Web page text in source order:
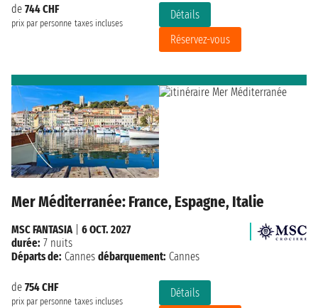
de 744 CHF
prix par personne taxes incluses
Détails
Réservez-vous
Mer Méditerranée: France, Espagne, Italie
de 754 CHF
prix par personne taxes incluses
Détails
MSC FANTASIA
6 OCT. 2027
durée: 7 nuits
Départs de: Cannes débarquement: Cannes